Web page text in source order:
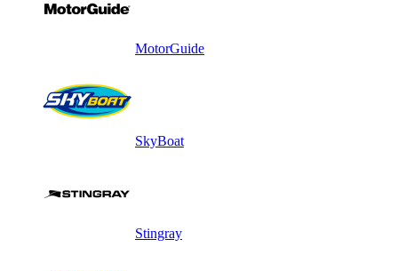
MotorGuide
SkyBoat
Stingray